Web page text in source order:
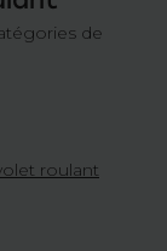
de
roulant